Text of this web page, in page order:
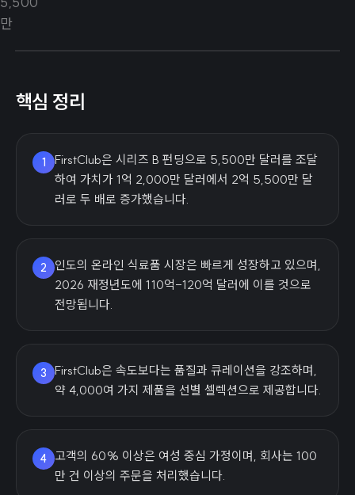
핵심 정리
1
FirstClub은 시리즈 B 펀딩으로 5,500만 달러를 조달
하여 가치가 1억 2,000만 달러에서 2억 5,500만 달
러로 두 배로 증가했습니다.
2
인도의 온라인 식료품 시장은 빠르게 성장하고 있으며,
2026 재정년도에 110억-120억 달러에 이를 것으로
전망됩니다.
3
FirstClub은 속도보다는 품질과 큐레이션을 강조하며,
약 4,000여 가지 제품을 선별 셀렉션으로 제공합니다.
4
고객의 60% 이상은 여성 중심 가정이며, 회사는 100
만 건 이상의 주문을 처리했습니다.